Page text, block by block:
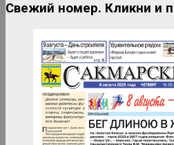
Дискотека 80-
Свежий номер. Кликни и